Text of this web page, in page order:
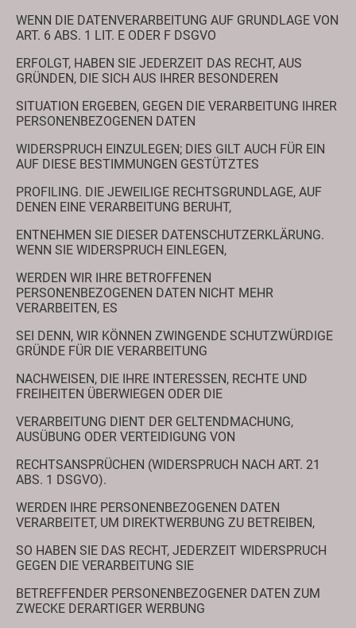
WENN DIE DATENVERARBEITUNG AUF GRUNDLAGE VON
ART. 6 ABS. 1 LIT. E ODER F DSGVO
ERFOLGT, HABEN SIE JEDERZEIT DAS RECHT, AUS
GRÜNDEN, DIE SICH AUS IHRER BESONDEREN
SITUATION ERGEBEN, GEGEN DIE VERARBEITUNG IHRER
PERSONENBEZOGENEN DATEN
WIDERSPRUCH EINZULEGEN; DIES GILT AUCH FÜR EIN
AUF DIESE BESTIMMUNGEN GESTÜTZTES
PROFILING. DIE JEWEILIGE RECHTSGRUNDLAGE, AUF
DENEN EINE VERARBEITUNG BERUHT,
ENTNEHMEN SIE DIESER DATENSCHUTZERKLÄRUNG.
WENN SIE WIDERSPRUCH EINLEGEN,
WERDEN WIR IHRE BETROFFENEN
PERSONENBEZOGENEN DATEN NICHT MEHR
VERARBEITEN, ES
SEI DENN, WIR KÖNNEN ZWINGENDE SCHUTZWÜRDIGE
GRÜNDE FÜR DIE VERARBEITUNG
NACHWEISEN, DIE IHRE INTERESSEN, RECHTE UND
FREIHEITEN ÜBERWIEGEN ODER DIE
VERARBEITUNG DIENT DER GELTENDMACHUNG,
AUSÜBUNG ODER VERTEIDIGUNG VON
RECHTSANSPRÜCHEN (WIDERSPRUCH NACH ART. 21
ABS. 1 DSGVO).
WERDEN IHRE PERSONENBEZOGENEN DATEN
VERARBEITET, UM DIREKTWERBUNG ZU BETREIBEN,
SO HABEN SIE DAS RECHT, JEDERZEIT WIDERSPRUCH
GEGEN DIE VERARBEITUNG SIE
BETREFFENDER PERSONENBEZOGENER DATEN ZUM
ZWECKE DERARTIGER WERBUNG